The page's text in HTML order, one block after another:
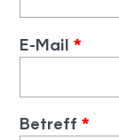
E-Mail *
Betreff *